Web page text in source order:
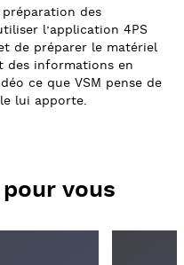
des
l’application 4PS
de préparer le matériel
des informations en
ce que VSM pense de
lui apporte.
vous